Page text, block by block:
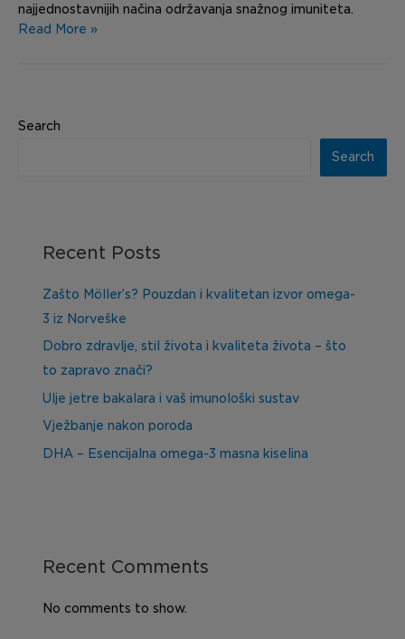
najjednostavnijih načina održavanja snažnog imuniteta.
Read More »
Search
Search
Recent Posts
Zašto Möller’s? Pouzdan i kvalitetan izvor omega-
3 iz Norveške
Dobro zdravlje, stil života i kvaliteta života – što
to zapravo znači?
Ulje jetre bakalara i vaš imunološki sustav
Vježbanje nakon poroda
DHA – Esencijalna omega-3 masna kiselina
Recent Comments
No comments to show.